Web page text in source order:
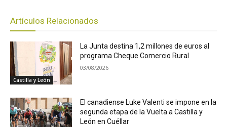
Artículos Relacionados
Castilla y León
La Junta destina 1,2 millones de euros al
programa Cheque Comercio Rural
03/08/2026
El canadiense Luke Valenti se impone en la
segunda etapa de la Vuelta a Castilla y
León en Cuéllar